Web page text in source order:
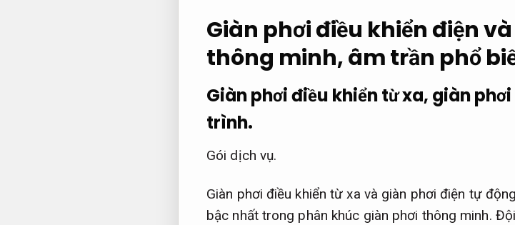
Giàn phơi điều khiển điện
thông minh, âm trần phổ
Giàn phơi điều khiển từ xa, giàn
trình.
Gói dịch vụ.
Giàn phơi điều khiển từ xa và giàn phơi điện tự
bậc nhất trong phân khúc giàn phơi thông minh.